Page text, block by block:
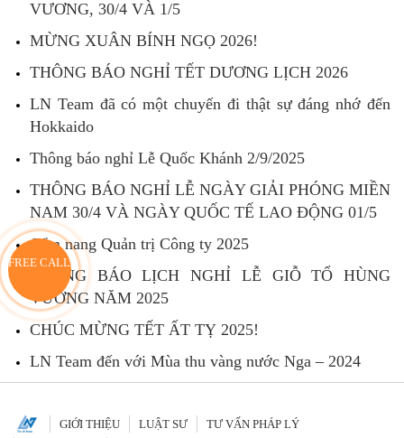
VƯƠNG, 30/4 VÀ 1/5
MỪNG XUÂN BÍNH NGỌ 2026!
THÔNG BÁO NGHỈ TẾT DƯƠNG LỊCH 2026
LN Team đã có một chuyến đi thật sự đáng nhớ đến
Hokkaido
Thông báo nghỉ Lễ Quốc Khánh 2/9/2025
THÔNG BÁO NGHỈ LỄ NGÀY GIẢI PHÓNG MIỀN
NAM 30/4 VÀ NGÀY QUỐC TẾ LAO ĐỘNG 01/5
Cẩm nang Quản trị Công ty 2025
THÔNG BÁO LỊCH NGHỈ LỄ GIỖ TỔ HÙNG
VƯƠNG NĂM 2025
CHÚC MỪNG TẾT ẤT TỴ 2025!
LN Team đến với Mùa thu vàng nước Nga – 2024
GIỚI THIỆU LUẬT SƯ TƯ VẤN PHÁP LÝ
FREE CALL